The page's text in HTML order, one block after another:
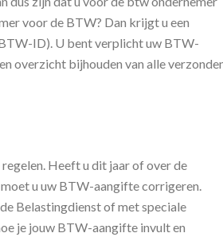
voor de BTW. De voorwaarden voor
zijn dat u voor de btw ondernemer
voor de BTW? Dan krijgt u een
ID). U bent verplicht uw BTW-
overzicht bijhouden van alle verzonden
Heeft u dit jaar of over de
u uw BTW-aangifte corrigeren.